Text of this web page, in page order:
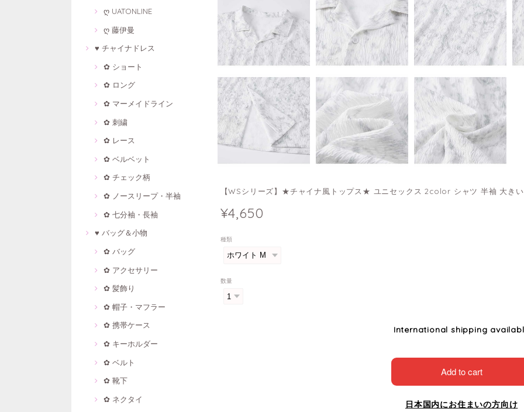
ღ UATONLINE
ღ 藤伊曼
♥ チャイナドレス
✿ ショート
✿ ロング
✿ マーメイドライン
✿ 刺繍
✿ レース
✿ ベルベット
✿ チェック柄
✿ ノースリープ・半袖
✿ 七分袖・長袖
♥ バッグ＆小物
✿ バッグ
✿ アクセサリー
✿ 髪飾り
✿ 帽子・マフラー
✿ 携帯ケース
✿ キーホルダー
✿ ベルト
✿ 靴下
✿ ネクタイ
【WSシリーズ】★チャイナ風トップス★ ユニセックス 2color シャツ 半袖 大き
¥4,650
種類
数量
International shipping
Add to cart
日本国内にお住まいの方向け